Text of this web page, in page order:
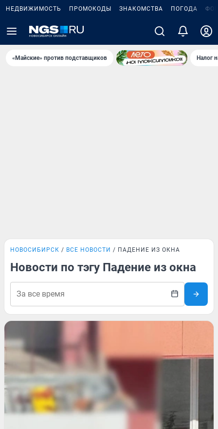
НЕДВИЖИМОСТЬ ПРОМОКОДЫ ЗНАКОМСТВА ПОГОДА
«Майские» против подставщиков Налог
НОВОСИБИРСК ВСЕ НОВОСТИ ПАДЕНИЕ ИЗ ОКНА
Новости по тэгу Падение из окна